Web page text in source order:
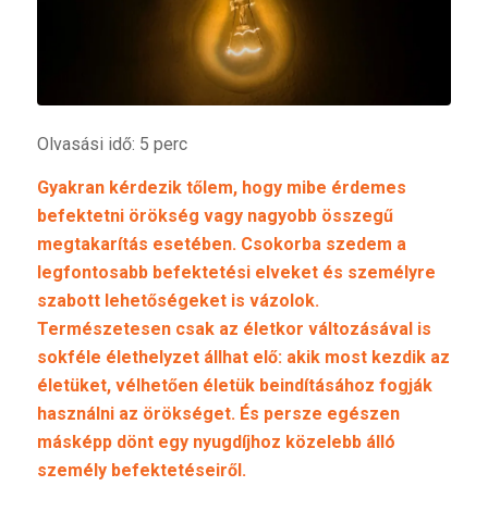
Olvasási idő: 5 perc
Gyakran kérdezik tőlem, hogy mibe érdemes
befektetni örökség vagy nagyobb összegű
megtakarítás esetében. Csokorba szedem a
legfontosabb befektetési elveket és személyre
szabott lehetőségeket is vázolok.
Természetesen csak az életkor változásával is
sokféle élethelyzet állhat elő: akik most kezdik az
életüket, vélhetően életük beindításához fogják
használni az örökséget. És persze egészen
másképp dönt egy nyugdíjhoz közelebb álló
személy befektetéseiről.